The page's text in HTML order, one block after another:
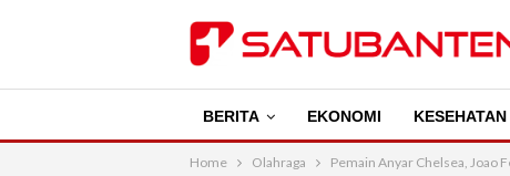
BERITA EKONOMI KESEHATAN
Home Olahraga Pemain Anyar Chelsea, Joao